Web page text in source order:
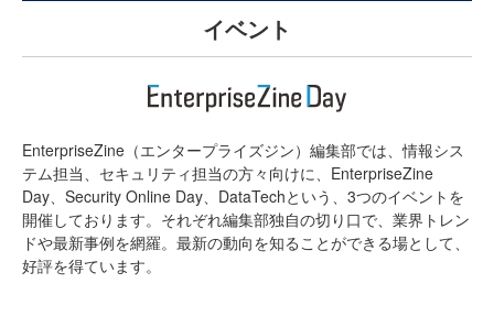
イベント
EnterpriseZine（エンタープライズジン）編集部では、情報シス
テム担当、セキュリティ担当の方々向けに、EnterpriseZine
Day、Security Online Day、DataTechという、3つのイベントを
開催しております。それぞれ編集部独自の切り口で、業界トレン
ドや最新事例を網羅。最新の動向を知ることができる場として、
好評を得ています。